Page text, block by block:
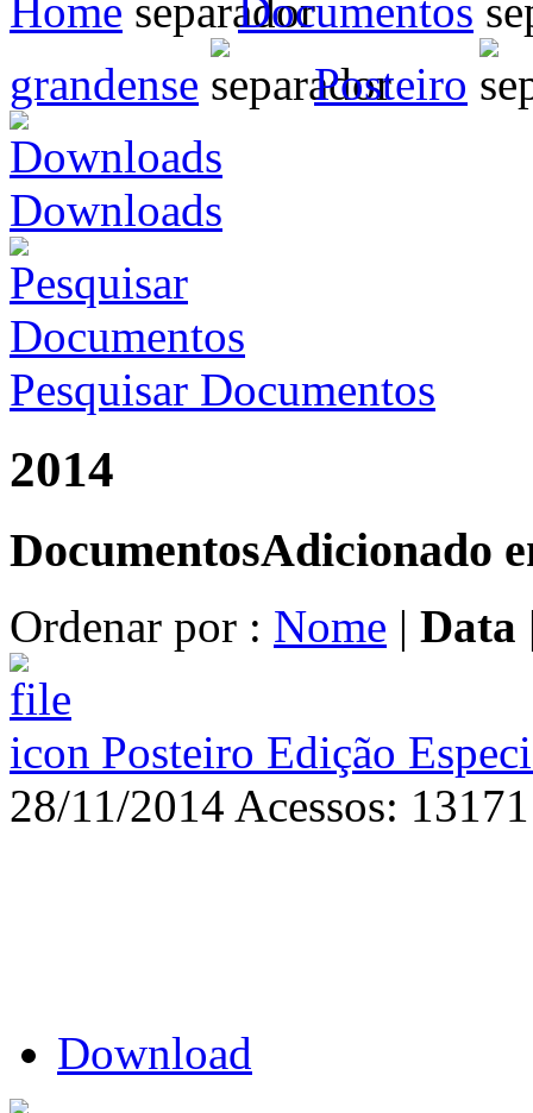
Home
Documentos
grandense
Posteiro
Downloads
Pesquisar Documentos
2014
DocumentosAdicionado
Ordenar por : Nome | Data
Posteiro Edição
28/11/2014 Acessos: 13171
Download